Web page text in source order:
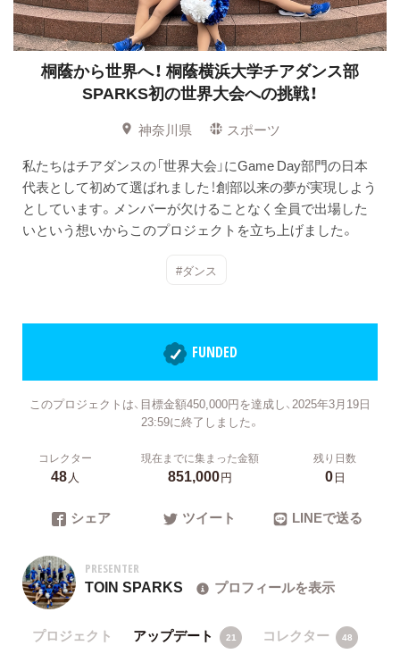
桐蔭から世界へ！桐蔭横浜大学チアダンス部
SPARKS初の世界大会への挑戦！
神奈川県
スポーツ
私たちはチアダンスの「世界大会」にGame Day部門の日本
代表として初めて選ばれました！創部以来の夢が実現しよう
としています。メンバーが欠けることなく全員で出場した
いという想いからこのプロジェクトを立ち上げました。
#ダンス
FUNDED
このプロジェクトは、目標金額450,000円を達成し、2025年3月19日
23:59に終了しました。
コレクター
48人
現在までに集まった金額
851,000円
残り日数
0日
シェア ツイート LINEで送る
PRESENTER
TOIN SPARKS プロフィールを表示
プロジェクト アップデート 21 コレクター 48